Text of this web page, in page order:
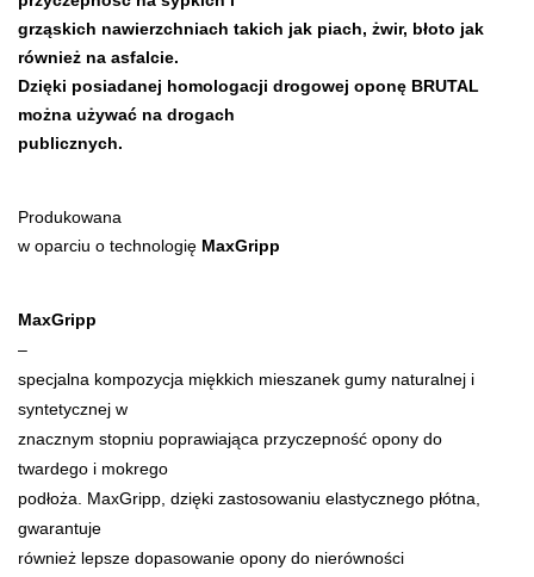
grząskich nawierzchniach takich jak piach, żwir, błoto jak
również na asfalcie.
Dzięki posiadanej homologacji drogowej oponę BRUTAL
można używać na drogach
publicznych.
Produkowana
w oparciu o technologię MaxGripp
MaxGripp
–
specjalna kompozycja miękkich mieszanek gumy naturalnej i
syntetycznej w
znacznym stopniu poprawiająca przyczepność opony do
twardego i mokrego
podłoża. MaxGripp, dzięki zastosowaniu elastycznego płótna,
gwarantuje
również lepsze dopasowanie opony do nierówności